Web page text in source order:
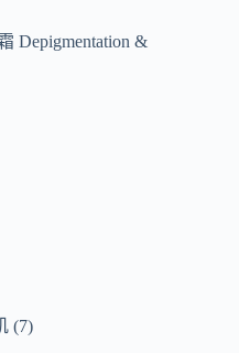
Depigmentation &
7